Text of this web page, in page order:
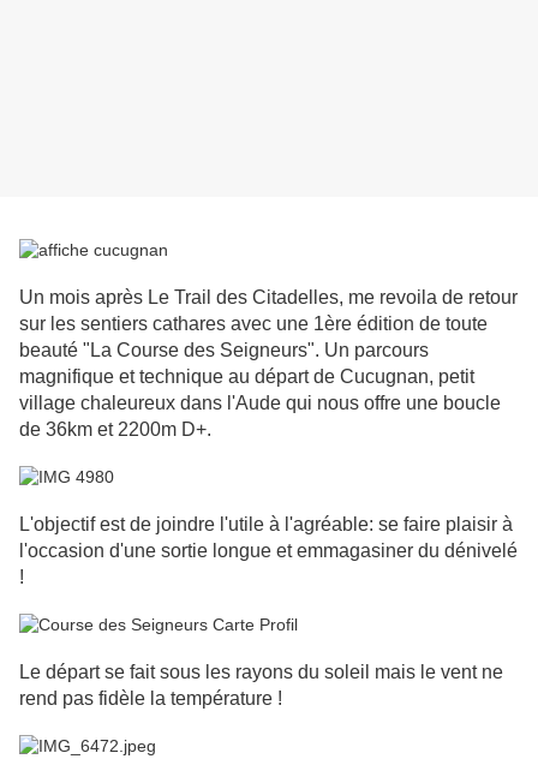
Un mois après Le Trail des Citadelles, me revoila de retour
sur les sentiers cathares avec une 1ère édition de toute
beauté "La Course des Seigneurs". Un parcours
magnifique et technique au départ de Cucugnan, petit
village chaleureux dans l'Aude qui nous offre une boucle
de 36km et 2200m D+.
L'objectif est de joindre l'utile à l'agréable: se faire plaisir à
l'occasion d'une sortie longue et emmagasiner du dénivelé
!
Le départ se fait sous les rayons du soleil mais le vent ne
rend pas fidèle la température !